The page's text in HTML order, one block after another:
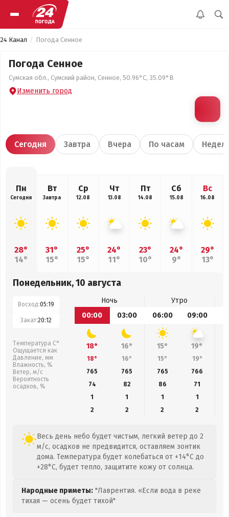
24 Канал Погода Сенное
Погода Сенное
Сумская обл., Сумский район, Сенное, 50.96°С, 35.09°В
Изменить город
Сегодня Завтра Вчера По часам
Пн
Сегодня
28°
14°
Вт
Завтра
31°
15°
Ср
12.08
25°
15°
Чт
13.08
24°
11°
Пт
14.08
23°
10°
Сб
15.08
24°
9°
Вс
16.08
29°
13°
Понедельник, 10 августа
Восход:05:19
Закат:20:12
Температура С°
Ощущается как
Давление, мм
Влажность, %
Ветер, м/с
Вероятность
осадков, %
Ночь
Утро
00:00
03:00 06:00 09:00
18° 16° 15° 19°
18° 16° 15° 19°
765
765 765 766
74
82 86 71
1
1 1
1
2
2 2 2
Весь день небо будет чистым, легкий ветер до 2
м/с, осадков не предвидится, оставляем зонтик
дома. Температура будет колебаться от +14°C до
+28°C, будет тепло, защитите кожу от солнца.
Народные приметы: "Лаврентия. «Если вода в реке
тихая — осень будет тихой"